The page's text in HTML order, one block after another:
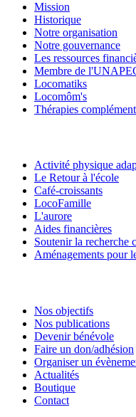
Mission
Historique
Notre organisation
Notre gouvernance
Les ressources
Membre de
Locomatiks
Locomôm's
Thérapies
Activité physique
Le Retour à l'école
Café-croissants
LocoFamille
L'aurore
Aides financières
Soutenir la recherche
Aménagements pour
Nos objectifs
Nos publications
Devenir bénévole
Faire un don/adhésion
Organiser un
Actualités
Boutique
Contact